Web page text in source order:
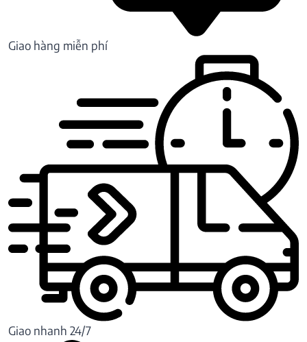
Giao hàng miễn phí
Giao nhanh 24/7